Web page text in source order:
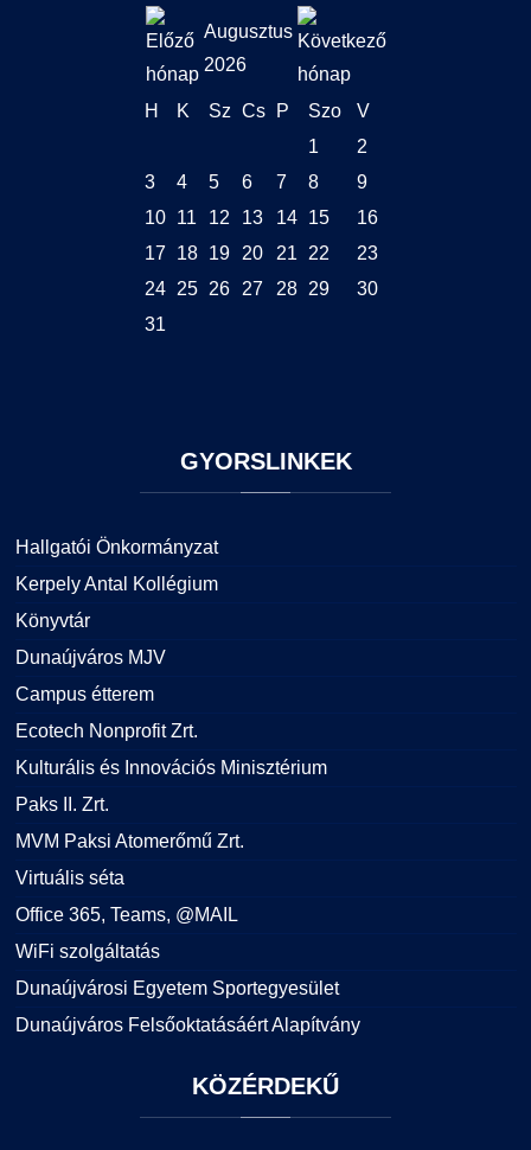
Augusztus
2026
H K Sz Cs P Szo
V
1
2
3
4 5 6 7 8
9
10
11 12 13 14 15
16
17
18 19 20 21 22
23
24
25 26 27 28 29
30
31
GYORSLINKEK
Hallgatói Önkormányzat
Kerpely Antal Kollégium
Könyvtár
Dunaújváros MJV
Campus étterem
Ecotech Nonprofit Zrt.
Kulturális és Innovációs Minisztérium
Paks II. Zrt.
MVM Paksi Atomerőmű Zrt.
Virtuális séta
Office 365, Teams, @MAIL
WiFi szolgáltatás
Dunaújvárosi Egyetem Sportegyesület
Dunaújváros Felsőoktatásáért Alapítvány
KÖZÉRDEKŰ